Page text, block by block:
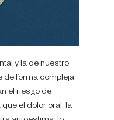
y la de nuestro
de forma compleja
el riesgo de
el dolor oral, la